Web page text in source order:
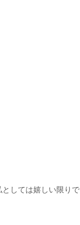
しては嬉しい限りで